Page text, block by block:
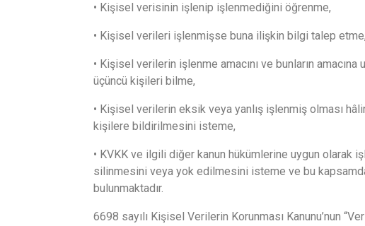
• Kişisel verisinin işlenip işlenmediğini öğrenme,
• Kişisel verileri işlenmişse buna ilişkin bilgi talep etme,
• Kişisel verilerin işlenme amacını ve bunların amacına
üçüncü kişileri bilme,
• Kişisel verilerin eksik veya yanlış işlenmiş olması
kişilere bildirilmesini isteme,
• KVKK ve ilgili diğer kanun hükümlerine uygun olarak
silinmesini veya yok edilmesini isteme ve bu
bulunmaktadır.
6698 sayılı Kişisel Verilerin Korunması Kanunu’nun